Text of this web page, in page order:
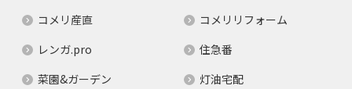
コメリ産直
コメリリフォーム
レンガ.pro
住急番
菜園&ガーデン
灯油宅配